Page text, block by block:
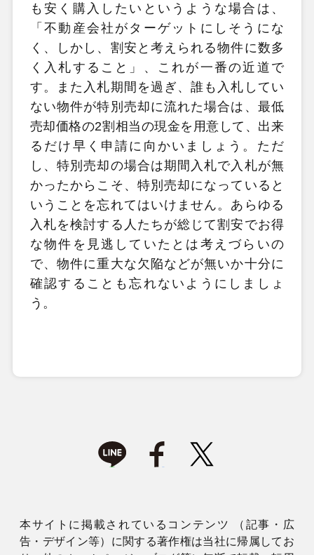
も安く購入したいというような場合は、
「不動産会社がターゲットにしそうにな
く、しかし、割安と考えられる物件に数多
く入札すること」、これが一番の近道で
す。また入札期間を過ぎ、誰も入札してい
ない物件が特別売却に流れた場合は、最低
売却価格の2割相当の現金を用意して、出来
るだけ早く申請に向かいましょう。ただ
し、特別売却の場合は期間入札で入札が無
かったからこそ、特別売却になっていると
いうことを忘れてはいけません。あらゆる
入札を検討する人たちが総じて割安でお得
な物件を見逃していたとは考えづらいの
で、物件に重大な欠陥などが無いか十分に
確認することも忘れないようにしましょ
う。
本サイトに掲載されているコンテンツ （記事・広
告・デザイン等）に関する著作権は当社に帰属してお